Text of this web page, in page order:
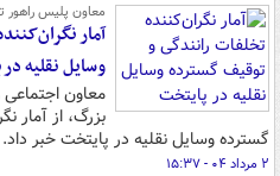
معاون پلیس راهور
آمار
وسایل نقلیه
معاون
بزرگ، از آمار
گسترده وسایل نقلیه در پایتخت خبر داد.
۲ مرداد ۰۴ - ۱۵:۳۷